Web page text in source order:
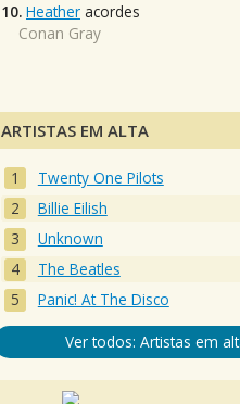
10. Heather acordes
Conan Gray
ARTISTAS EM ALTA
Twenty One Pilots
Billie Eilish
Unknown
The Beatles
Panic! At The Disco
Ver todos: Artistas em